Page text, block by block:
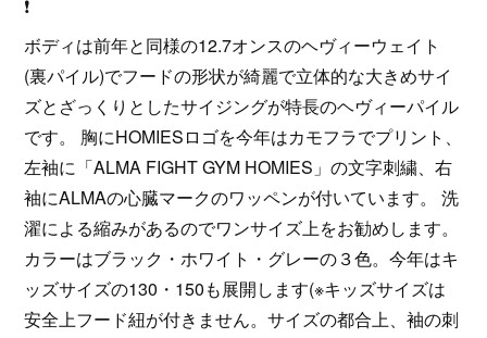
❗
ボディは前年と同様の12.7オンスのヘヴィーウェイト
(裏パイル)でフードの形状が綺麗で立体的な大きめサイ
ズとざっくりとしたサイジングが特長のヘヴィーパイル
です。 胸にHOMIESロゴを今年はカモフラでプリント、
左袖に「ALMA FIGHT GYM HOMIES」の文字刺繍、右
袖にALMAの心臓マークのワッペンが付いています。 洗
濯による縮みがあるのでワンサイズ上をお勧めします。
カラーはブラック・ホワイト・グレーの３色。今年はキ
ッズサイズの130・150も展開します(※キッズサイズは
安全上フード紐が付きません。サイズの都合上、袖の刺